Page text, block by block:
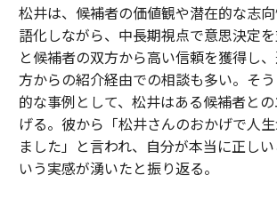
松井は、候補者の価値観や潜在的な志
語化しながら、中長期視点で意思決定
と候補者の双方から高い信頼を獲得し
方からの紹介経由での相談も多い。そ
的な事例として、松井はある候補者と
げる。彼から「松井さんのおかげで人
ました」と言われ、自分が本当に正し
いう実感が湧いたと振り返る。